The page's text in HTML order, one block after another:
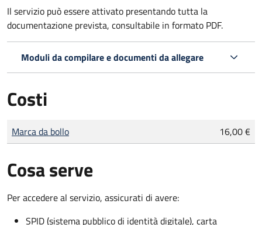
Il servizio può essere attivato presentando tutta la
documentazione prevista, consultabile in formato PDF.
Moduli da compilare e documenti da allegare
Costi
Tipo di pagamento
Importo
Marca da bollo 16,00 €
Cosa serve
Per accedere al servizio, assicurati di avere:
SPID (sistema pubblico di identità digitale), carta